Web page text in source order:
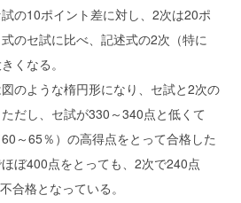
の10ポイント差に対し、2次は20ポ
のセ試に比べ、記述式の2次（特に
くなる。
図のような楕円形になり、セ試と2次の
だし、セ試が330～340点と低くて
～65％）の高得点をとって合格した
ぼ400点をとっても、2次で240点
合格となっている。